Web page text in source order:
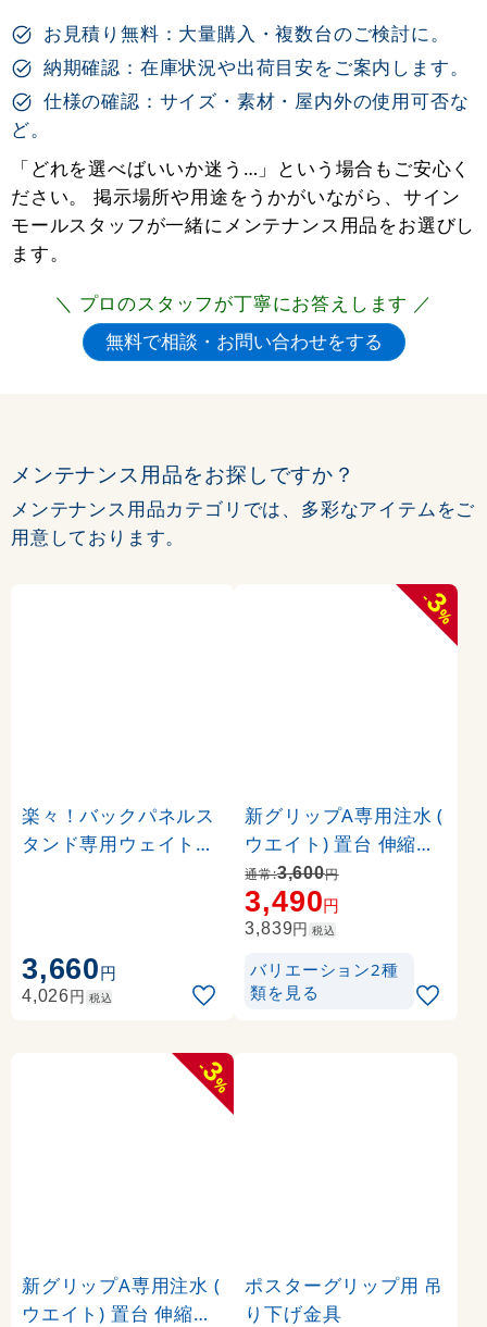
お見積り無料：大量購入・複数台のご検討に。
納期確認：在庫状況や出荷目安をご案内します。
仕様の確認：サイズ・素材・屋内外の使用可否な
ど。
「どれを選べばいいか迷う…」という場合もご安心く
ださい。 掲示場所や用途をうかがいながら、サイン
モールスタッフが一緒にメンテナンス用品をお選びし
ます。
＼ プロのスタッフが丁寧にお答えします ／
メンテナンス用品をお探しですか？
メンテナンス用品カテゴリでは、多彩なアイテムをご
用意しております。
楽々！バックパネルス
タンド専用ウェイト台(
3,660円
4,026円 税込
-
3
%
新グリップA専用注水 (
ウエイト) 置台 伸縮タ
イプ カラー:ブラック (
36024-2B)
通常:3,600円
3,490円
3,839円 税込
バリエーション2種
類を見る
-
3
%
新グリップA専用注水 (
ウエイト) 置台 伸縮タ
ポスターグリップ用 吊
り下げ金具